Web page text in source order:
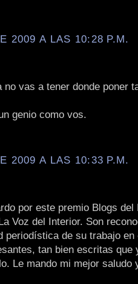
2009 A LAS 10:28 P.M.
no vas a tener donde poner
genio como vos.
2009 A LAS 10:33 P.M.
por este premio Blogs
Voz del Interior. Son
periodística de su trabajo en
tan bien escritas que
Le mando mi mejor saludo